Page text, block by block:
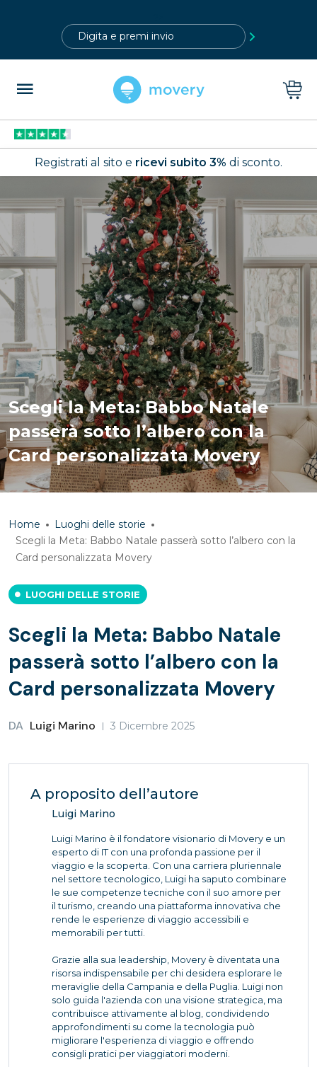
Registrati al sito e ricevi subito 3% di sconto.
Scegli la Meta: Babbo Natale
passerà sotto l’albero con la
Card personalizzata Movery
Home
Luoghi delle storie
Scegli la Meta: Babbo Natale passerà sotto l’albero con la
Card personalizzata Movery
LUOGHI DELLE STORIE
Scegli la Meta: Babbo Natale
passerà sotto l’albero con la
Card personalizzata Movery
DA Luigi Marino 3 Dicembre 2025
A proposito dell’autore
Luigi Marino
Luigi Marino è il fondatore visionario di Movery e un
esperto di IT con una profonda passione per il
viaggio e la scoperta. Con una carriera pluriennale
nel settore tecnologico, Luigi ha saputo combinare
le sue competenze tecniche con il suo amore per
il turismo, creando una piattaforma innovativa che
rende le esperienze di viaggio accessibili e
memorabili per tutti.
Grazie alla sua leadership, Movery è diventata una
risorsa indispensabile per chi desidera esplorare le
meraviglie della Campania e della Puglia. Luigi non
solo guida l'azienda con una visione strategica, ma
contribuisce attivamente al blog, condividendo
approfondimenti su come la tecnologia può
migliorare l'esperienza di viaggio e offrendo
consigli pratici per viaggiatori moderni.